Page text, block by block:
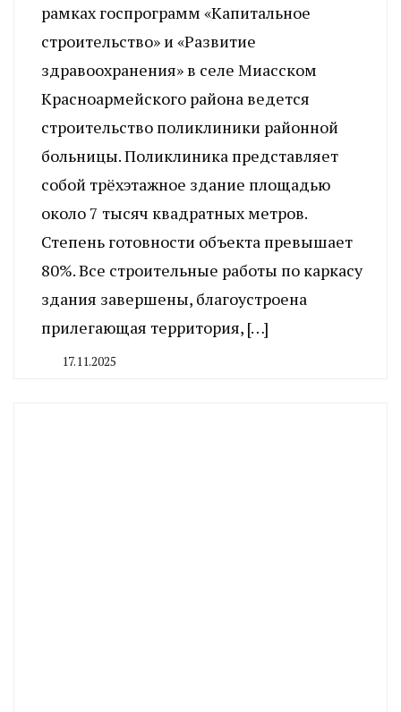
рамках госпрограмм «Капитальное
строительство» и «Развитие
здравоохранения» в селе Миасском
Красноармейского района ведется
строительство поликлиники районной
больницы. Поликлиника представляет
собой трёхэтажное здание площадью
около 7 тысяч квадратных метров.
Степень готовности объекта превышает
80%. Все строительные работы по каркасу
здания завершены, благоустроена
прилегающая территория, […]
17.11.2025